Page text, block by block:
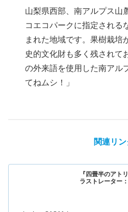
山梨県西部、南アルプス山
コエコパークに指定される
まれた地域です。果樹栽培
史的文化財も多く残されて
の外来語を使用した南アル
てねムシ！」
関連リン
『四畳半のアト
ラストレーター